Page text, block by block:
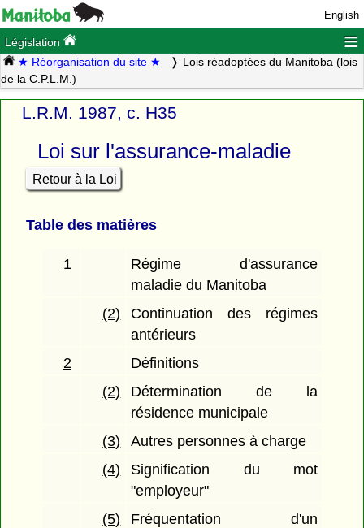
English
Législation ≡
★ Réorganisation du site ★ Lois réadoptées du Manitoba (lois
de la C.P.L.M.)
L.R.M. 1987, c. H35
Loi sur l'assurance-maladie
Retour à la Loi
Table des matières
1
Régime d'assurance
maladie du Manitoba
(2)
Continuation des régimes
antérieurs
2
Définitions
(2)
Détermination de la
résidence municipale
(3)
Autres personnes à charge
(4)
Signification du mot
"employeur"
(5)
Fréquentation d'un